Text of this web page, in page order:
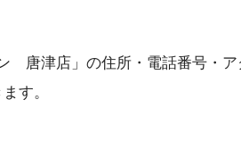
唐津店」の住所・電話番号・
す。